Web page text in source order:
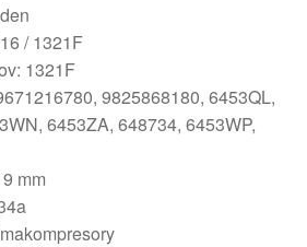
/ 1321F
1321F
9825868180, 6453QL,
6453ZA, 648734, 6453WP,
mm